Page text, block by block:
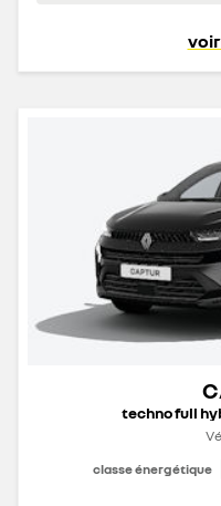
techno full
classe énergétique